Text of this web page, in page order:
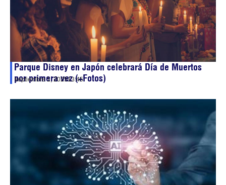
Parque Disney en Japón celebrará Día de Muertos
por primera vez (+Fotos)
septiembre 1, 202513:45